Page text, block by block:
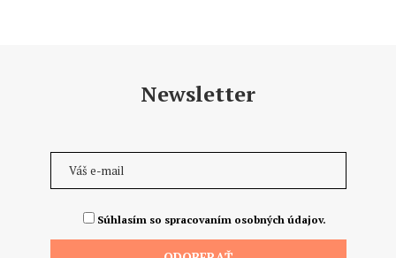
Newsletter
Súhlasím so spracovaním osobných údajov.